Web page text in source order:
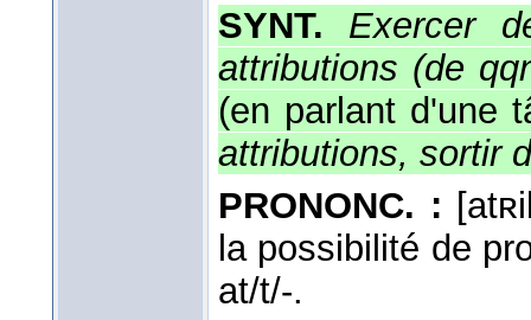
SYNT. Exercer
attributions (de
(en parlant d'une
attributions, sortir
PRONONC. :
la possibilité de
at/t/-.